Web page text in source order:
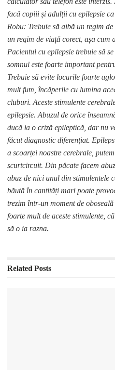
facă copiii și adulții cu epilepsie
Robu: Trebuie să aibă un regim
un regim de viață corect, așa cum
Pacientul cu epilepsie trebuie să
somnul este foarte important
Trebuie să evite locurile foarte
mult fum, încăperile cu lumina
cluburi. Aceste stimulente
epilepsie. Abuzul de orice
ducă la o criză epileptică, dar nu
făcut diagnostic diferențiat.
a scoarței noastre cerebrale,
scurtcircuit. Din păcate facem
abuz de nici unul din stimulentele
băută în cantități mari poate
trezim într-un moment de
foarte mult de aceste stimulente,
să o ia razna.
Related Posts